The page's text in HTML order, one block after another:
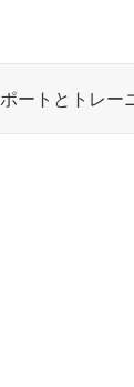
絶縁